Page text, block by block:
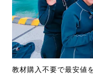
教材購入不要で最安値